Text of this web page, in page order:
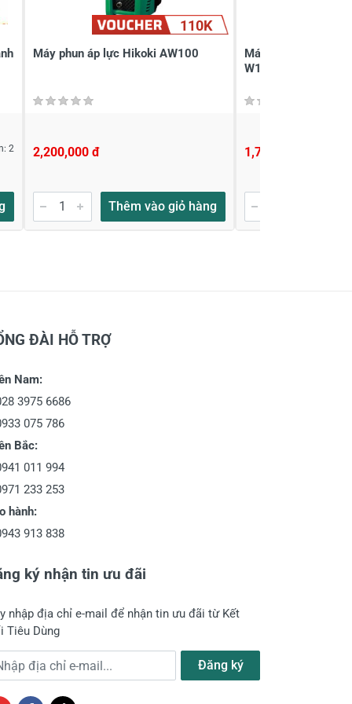
2
110K
Máy phun áp lực Hikoki AW100
2,200,000 đ
Thêm vào giỏ hàng
Máy xịt áp lực cao
W105 (70/8/67)
1,767,000 đ
ĐÀI HỖ TRỢ
Nam:
3975 6686
075 786
Bắc:
011 994
233 253
hành:
913 838
ký nhận tin ưu đãi
nhập địa chỉ e-mail để nhận tin ưu đãi từ Kết
Tiêu Dùng
chỉ e-mail Đăng ký